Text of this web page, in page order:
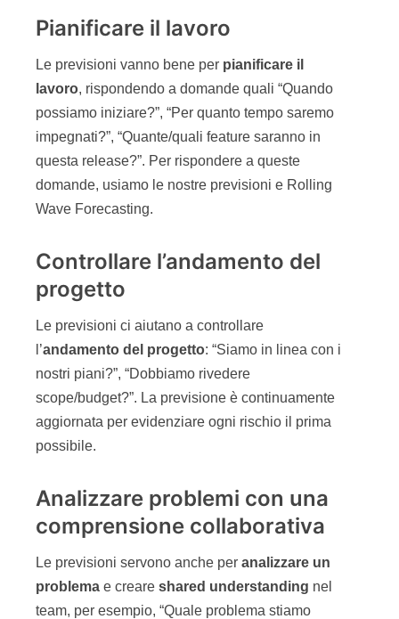
Pianificare il lavoro
Le previsioni vanno bene per pianificare il
lavoro, rispondendo a domande quali “Quando
possiamo iniziare?”, “Per quanto tempo saremo
impegnati?”, “Quante/quali feature saranno in
questa release?”. Per rispondere a queste
domande, usiamo le nostre previsioni e Rolling
Wave Forecasting.
Controllare l’andamento del
progetto
Le previsioni ci aiutano a controllare
l’andamento del progetto: “Siamo in linea con i
nostri piani?”, “Dobbiamo rivedere
scope/budget?”. La previsione è continuamente
aggiornata per evidenziare ogni rischio il prima
possibile.
Analizzare problemi con una
comprensione collaborativa
Le previsioni servono anche per analizzare un
problema e creare shared understanding nel
team, per esempio, “Quale problema stiamo